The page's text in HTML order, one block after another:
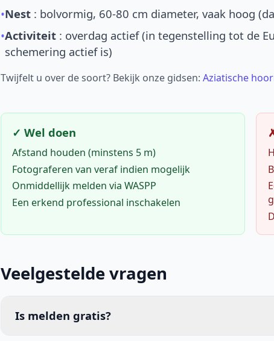
•Nest : bolvormig, 60-80 cm diameter, vaak hoog
•Activiteit : overdag actief (in tegenstelling tot de
schemering actief is)
Twijfelt u over de soort? Bekijk onze gidsen: Aziatische
✓ Wel doen
Afstand houden (minstens 5 m)
Fotograferen van veraf indien mogelijk
Onmiddellijk melden via WASPP
Een erkend professional inschakelen
Veelgestelde vragen
Is melden gratis?